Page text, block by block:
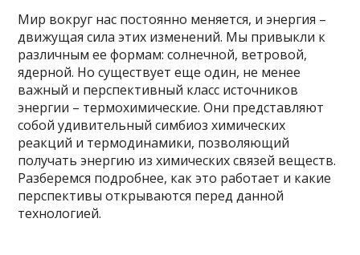
Мир вокруг нас постоянно меняется, и энергия –
движущая сила этих изменений. Мы привыкли к
различным ее формам: солнечной, ветровой,
ядерной. Но существует еще один, не менее
важный и перспективный класс источников
энергии – термохимические. Они представляют
собой удивительный симбиоз химических
реакций и термодинамики, позволяющий
получать энергию из химических связей веществ.
Разберемся подробнее, как это работает и какие
перспективы открываются перед данной
технологией.